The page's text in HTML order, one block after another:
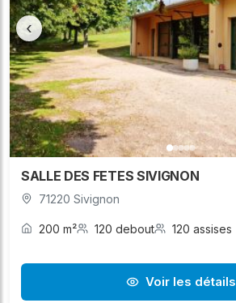
‹
SALLE DES FETES SIVIGNON
71220 Sivignon
200 m² 120 debout 120 assises
Voir les détails